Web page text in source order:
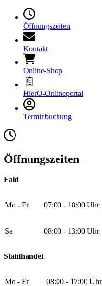
Öffnungszeiten
Kontakt
Online-Shop
HierO-Onlineportal
Terminbuchung
Öffnungszeiten
Faid
Mo - Fr 07:00 - 18:00 Uhr
Sa 08:00 - 13:00 Uhr
Stahlhandel:
Mo - Fr 08:00 - 17:00 Uhr